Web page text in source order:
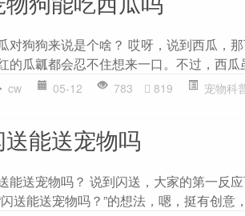
对狗狗来说是个啥？ 哎呀，说到西瓜，
的瓜瓤都会忍不住想来一口。不过，西瓜
cw 05-12 783 819 宠物科
送能送宠物吗
能送宠物吗？ 说到闪送，大家的第一反
闪送能送宠物吗？”的想法，嗯，挺有创意